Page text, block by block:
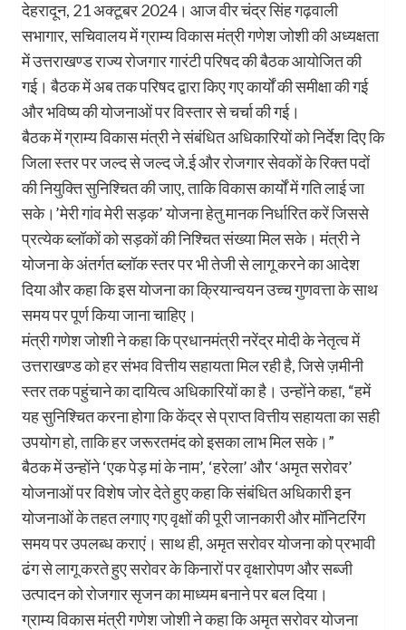
देहरादून, 21 अक्टूबर 2024। आज वीर चंद्र सिंह गढ़वाली
सभागार, सचिवालय में ग्राम्य विकास मंत्री गणेश जोशी की अध्यक्षता
में उत्तराखण्ड राज्य रोजगार गारंटी परिषद की बैठक आयोजित की
गई। बैठक में अब तक परिषद द्वारा किए गए कार्यों की समीक्षा की गई
और भविष्य की योजनाओं पर विस्तार से चर्चा की गई।
बैठक में ग्राम्य विकास मंत्री ने संबंधित अधिकारियों को निर्देश दिए कि
जिला स्तर पर जल्द से जल्द जे.ई और रोजगार सेवकों के रिक्त पदों
की नियुक्ति सुनिश्चित की जाए, ताकि विकास कार्यों में गति लाई जा
सके।’मेरी गांव मेरी सड़क’ योजना हेतु मानक निर्धारित करें जिससे
प्रत्येक ब्लॉकों को सड़कों की निश्चित संख्या मिल सके। मंत्री ने
योजना के अंतर्गत ब्लॉक स्तर पर भी तेजी से लागू करने का आदेश
दिया और कहा कि इस योजना का क्रियान्वयन उच्च गुणवत्ता के साथ
समय पर पूर्ण किया जाना चाहिए।
मंत्री गणेश जोशी ने कहा कि प्रधानमंत्री नरेंद्र मोदी के नेतृत्व में
उत्तराखण्ड को हर संभव वित्तीय सहायता मिल रही है, जिसे ज़मीनी
स्तर तक पहुंचाने का दायित्व अधिकारियों का है। उन्होंने कहा, “हमें
यह सुनिश्चित करना होगा कि केंद्र से प्राप्त वित्तीय सहायता का सही
उपयोग हो, ताकि हर जरूरतमंद को इसका लाभ मिल सके।”
बैठक में उन्होंने ‘एक पेड़ मां के नाम’, ‘हरेला’ और ‘अमृत सरोवर’
योजनाओं पर विशेष जोर देते हुए कहा कि संबंधित अधिकारी इन
योजनाओं के तहत लगाए गए वृक्षों की पूरी जानकारी और मॉनिटरिंग
समय पर उपलब्ध कराएं। साथ ही, अमृत सरोवर योजना को प्रभावी
ढंग से लागू करते हुए सरोवर के किनारों पर वृक्षारोपण और सब्जी
उत्पादन को रोजगार सृजन का माध्यम बनाने पर बल दिया।
ग्राम्य विकास मंत्री गणेश जोशी ने कहा कि अमृत सरोवर योजना